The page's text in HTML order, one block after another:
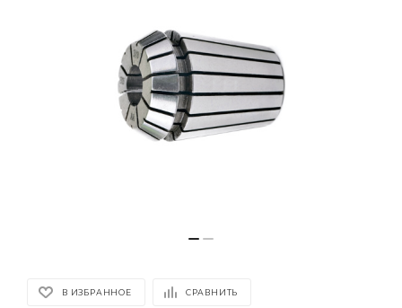
В ИЗБРАННОЕ СРАВНИТЬ